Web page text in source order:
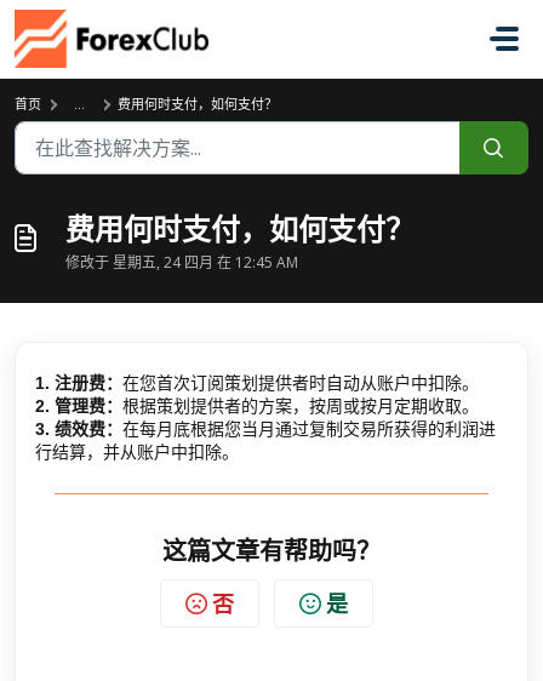
跳过至主要内容
首页 ... 费用何时支付，如何支付？
费用何时支付，如何支付？
修改于 星期五, 24 四月 在 12:45 AM
1. 注册费： 在您首次订阅策划提供者时自动从账户中扣除。
2. 管理费： 根据策划提供者的方案，按周或按月定期收取。
3. 绩效费： 在每月底根据您当月通过复制交易所获得的利润进
行结算，并从账户中扣除。
这篇文章有帮助吗？
否 是